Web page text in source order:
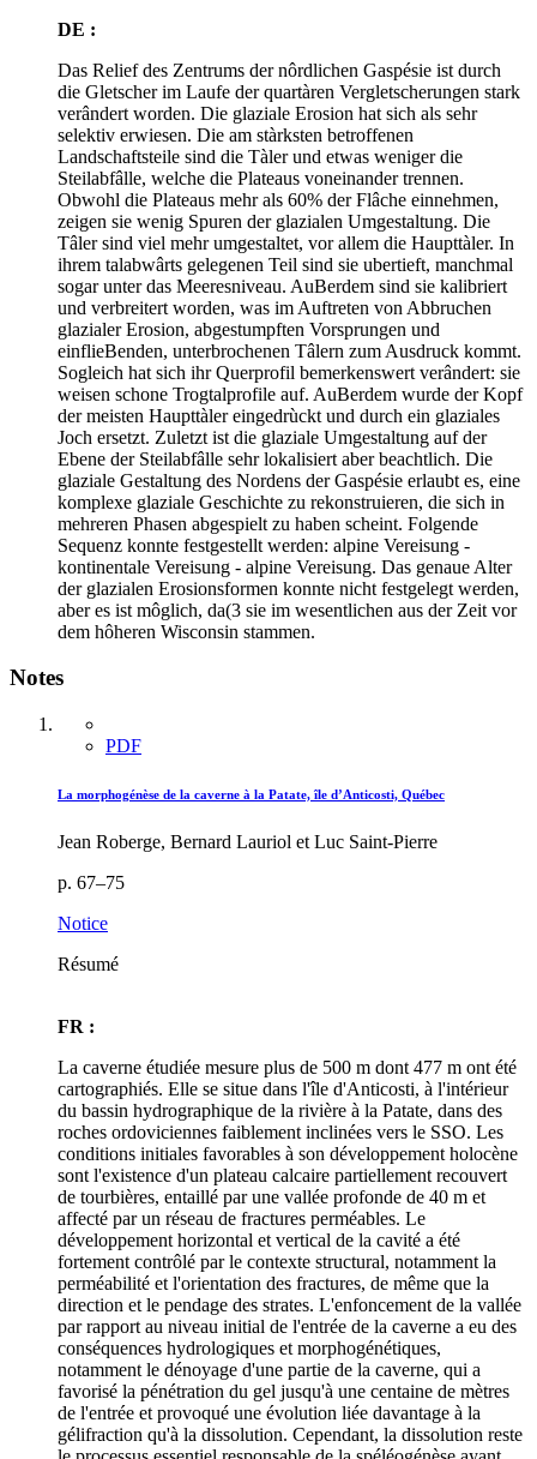
DE :
Das Relief des Zentrums der nôrdlichen Gaspésie ist durch
die Gletscher im Laufe der quartàren Vergletscherungen stark
verândert worden. Die glaziale Erosion hat sich als sehr
selektiv erwiesen. Die am stàrksten betroffenen
Landschaftsteile sind die Tàler und etwas weniger die
Steilabfâlle, welche die Plateaus voneinander trennen.
Obwohl die Plateaus mehr als 60% der Flâche einnehmen,
zeigen sie wenig Spuren der glazialen Umgestaltung. Die
Tâler sind viel mehr umgestaltet, vor allem die Haupttàler. In
ihrem talabwârts gelegenen Teil sind sie ubertieft, manchmal
sogar unter das Meeresniveau. AuBerdem sind sie kalibriert
und verbreitert worden, was im Auftreten von Abbruchen
glazialer Erosion, abgestumpften Vorsprungen und
einflieBenden, unterbrochenen Tâlern zum Ausdruck kommt.
Sogleich hat sich ihr Querprofil bemerkenswert verândert: sie
weisen schone Trogtalprofile auf. AuBerdem wurde der Kopf
der meisten Haupttàler eingedrùckt und durch ein glaziales
Joch ersetzt. Zuletzt ist die glaziale Umgestaltung auf der
Ebene der Steilabfâlle sehr lokalisiert aber beachtlich. Die
glaziale Gestaltung des Nordens der Gaspésie erlaubt es, eine
komplexe glaziale Geschichte zu rekonstruieren, die sich in
mehreren Phasen abgespielt zu haben scheint. Folgende
Sequenz konnte festgestellt werden: alpine Vereisung -
kontinentale Vereisung - alpine Vereisung. Das genaue Alter
der glazialen Erosionsformen konnte nicht festgelegt werden,
aber es ist môglich, da(3 sie im wesentlichen aus der Zeit vor
dem hôheren Wisconsin stammen.
Notes
PDF
La morphogénèse de la caverne à la Patate, île d’Anticosti, Québec
Jean Roberge, Bernard Lauriol et Luc Saint-Pierre
p. 67–75
Notice
Résumé
FR :
La caverne étudiée mesure plus de 500 m dont 477 m ont été
cartographiés. Elle se situe dans l'île d'Anticosti, à l'intérieur
du bassin hydrographique de la rivière à la Patate, dans des
roches ordoviciennes faiblement inclinées vers le SSO. Les
conditions initiales favorables à son développement holocène
sont l'existence d'un plateau calcaire partiellement recouvert
de tourbières, entaillé par une vallée profonde de 40 m et
affecté par un réseau de fractures perméables. Le
développement horizontal et vertical de la cavité a été
fortement contrôlé par le contexte structural, notamment la
perméabilité et l'orientation des fractures, de même que la
direction et le pendage des strates. L'enfoncement de la vallée
par rapport au niveau initial de l'entrée de la caverne a eu des
conséquences hydrologiques et morphogénétiques,
notamment le dénoyage d'une partie de la caverne, qui a
favorisé la pénétration du gel jusqu'à une centaine de mètres
de l'entrée et provoqué une évolution liée davantage à la
gélifraction qu'à la dissolution. Cependant, la dissolution reste